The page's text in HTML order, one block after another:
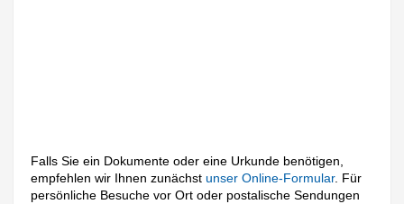
Falls Sie ein Dokumente oder eine Urkunde benötigen,
empfehlen wir Ihnen zunächstunser Online-Formular. Für
persönliche Besuche vor Ort oder postalische Sendungen